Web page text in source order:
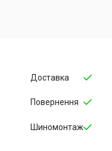
Доставка
Повернення
Шиномонтаж